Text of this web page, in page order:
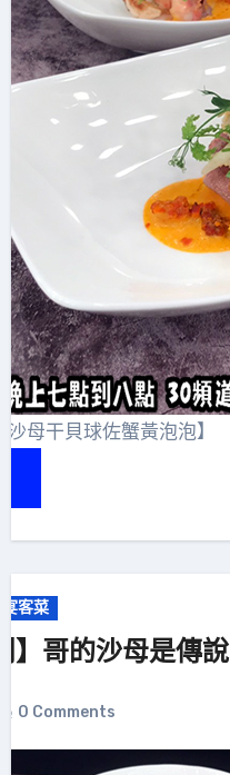
母干貝球佐蟹黃泡泡】
客菜
】哥的沙母是傳說
0 Comments